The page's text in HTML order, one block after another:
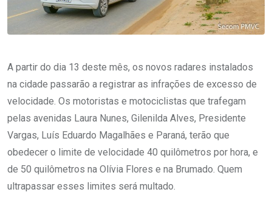
A partir do dia 13 deste mês, os novos radares instalados
na cidade passarão a registrar as infrações de excesso de
velocidade. Os motoristas e motociclistas que trafegam
pelas avenidas Laura Nunes, Gilenilda Alves, Presidente
Vargas, Luís Eduardo Magalhães e Paraná, terão que
obedecer o limite de velocidade 40 quilômetros por hora, e
de 50 quilômetros na Olívia Flores e na Brumado. Quem
ultrapassar esses limites será multado.